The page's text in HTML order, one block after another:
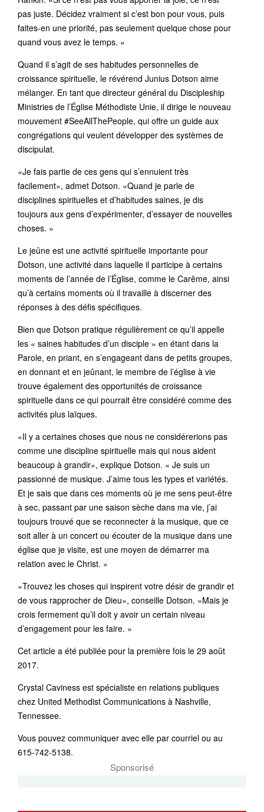
pas juste. Décidez vraiment si c’est bon pour vous, puis
faites-en une priorité, pas seulement quelque chose pour
quand vous avez le temps. »
Quand il s’agit de ses habitudes personnelles de
croissance spirituelle, le révérend Junius Dotson aime
mélanger. En tant que directeur général du Discipleship
Ministries de l’Église Méthodiste Unie, il dirige le nouveau
mouvement #SeeAllThePeople, qui offre un guide aux
congrégations qui veulent développer des systèmes de
discipulat.
«Je fais partie de ces gens qui s’ennuient très
facilement», admet Dotson. «Quand je parle de
disciplines spirituelles et d’habitudes saines, je dis
toujours aux gens d’expérimenter, d’essayer de nouvelles
choses. »
Le jeûne est une activité spirituelle importante pour
Dotson, une activité dans laquelle il participe à certains
moments de l’année de l’Église, comme le Carême, ainsi
qu’à certains moments où il travaille à discerner des
réponses à des défis spécifiques.
Bien que Dotson pratique régulièrement ce qu’il appelle
les « saines habitudes d’un disciple » en étant dans la
Parole, en priant, en s’engageant dans de petits groupes,
en donnant et en jeûnant, le membre de l’église à vie
trouve également des opportunités de croissance
spirituelle dans ce qui pourrait être considéré comme des
activités plus laïques.
«Il y a certaines choses que nous ne considérerions pas
comme une discipline spirituelle mais qui nous aident
beaucoup à grandir», explique Dotson. « Je suis un
passionné de musique. J’aime tous les types et variétés.
Et je sais que dans ces moments où je me sens peut-être
à sec, passant par une saison sèche dans ma vie, j’ai
toujours trouvé que se reconnecter à la musique, que ce
soit aller à un concert ou écouter de la musique dans une
église que je visite, est une moyen de démarrer ma
relation avec le Christ. »
«Trouvez les choses qui inspirent votre désir de grandir et
de vous rapprocher de Dieu», conseille Dotson. «Mais je
crois fermement qu’il doit y avoir un certain niveau
d’engagement pour les faire. »
Cet article a été publiée pour la première fois le 29 août
2017.
Crystal Caviness est spécialiste en relations publiques
chez United Methodist Communications à Nashville,
Tennessee.
Vous pouvez communiquer avec elle par courriel ou au
615-742-5138.
Sponsorisé